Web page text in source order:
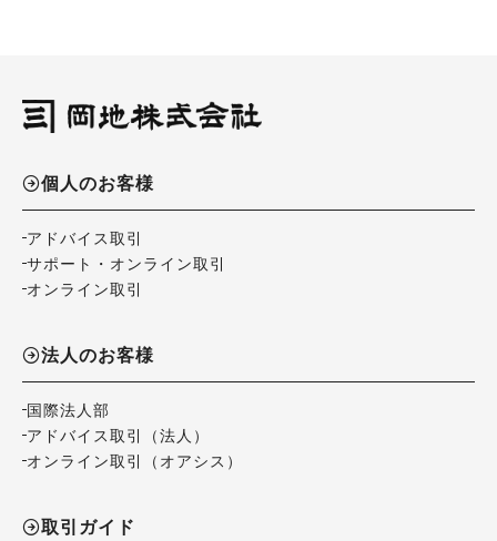
個人のお客様
アドバイス取引
サポート・オンライン取引
オンライン取引
法人のお客様
国際法人部
アドバイス取引（法人）
オンライン取引（オアシス）
取引ガイド